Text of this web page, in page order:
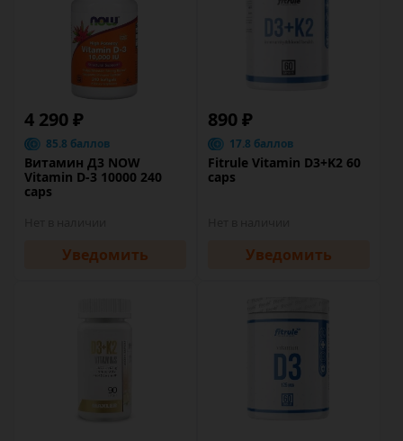
4 290 ₽
85.8 баллов
Витамин Д3 NOW
Vitamin D-3 10000 240
caps
Уведомить
890 ₽
17.8 баллов
Fitrule Vitamin D3+K2 60
caps
Уведомить